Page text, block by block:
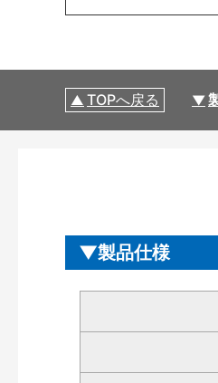
TOPへ戻る
製品仕様